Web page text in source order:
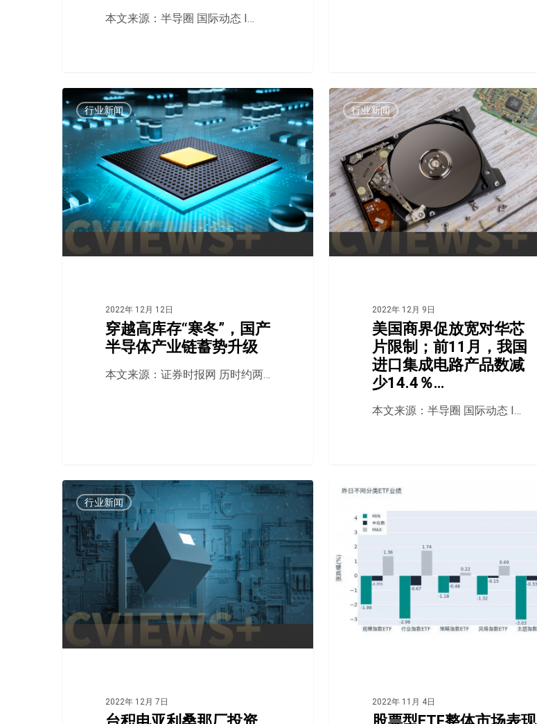
本文来源：半导圈 国际动态 I…
行业新闻
2022年 12月 12日
穿越高库存“寒冬”，国产
半导体产业链蓄势升级
本文来源：证券时报网 历时约两…
行业新闻
2022年 12月 9日
美国商界促放宽对华芯
片限制；前11月，我国
进口集成电路产品数减
少14.4％…
本文来源：半导圈 国际动态 I…
行业新闻
2022年 12月 7日 2022年 11月 4日